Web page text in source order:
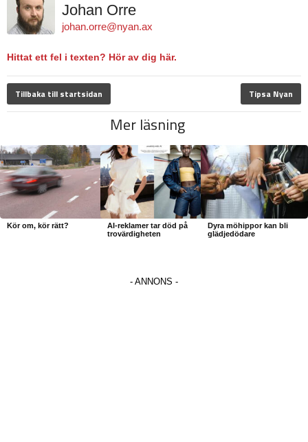
Johan Orre
johan.orre@nyan.ax
Hittat ett fel i texten? Hör av dig här.
Tillbaka till startsidan Tipsa Nyan
Mer läsning
Kör om, kör rätt?
AI-reklamer tar död på
trovärdigheten
Dyra möhippor kan bli
glädjedödare